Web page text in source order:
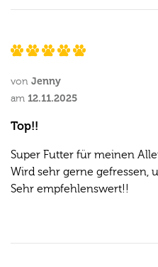
von Jenny
am 12.11.2025
Top!!
Super Futter für meinen
Wird sehr gerne gefressen,
Sehr empfehlenswert!!